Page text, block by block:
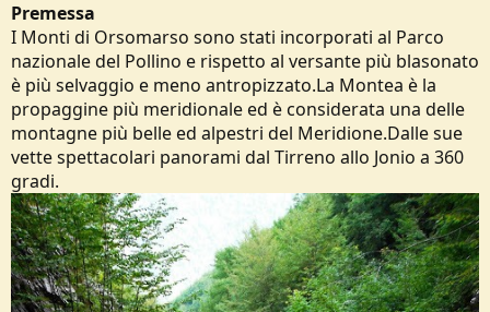
Premessa
I Monti di Orsomarso sono stati incorporati al Parco
nazionale del Pollino e rispetto al versante più blasonato
è più selvaggio e meno antropizzato.La Montea è la
propaggine più meridionale ed è considerata una delle
montagne più belle ed alpestri del Meridione.Dalle sue
vette spettacolari panorami dal Tirreno allo Jonio a 360
gradi.